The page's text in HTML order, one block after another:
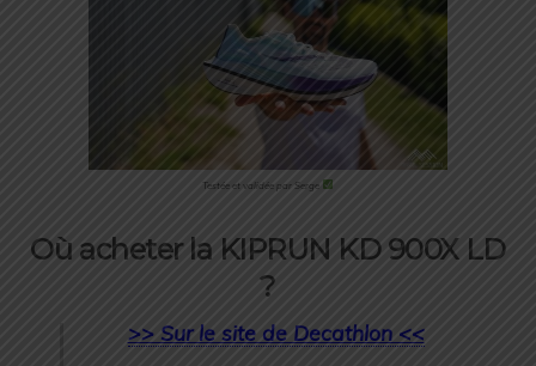
Testée et validée par Serge
Où acheter la KIPRUN KD 900X LD
?
>> Sur le site de Decathlon <<